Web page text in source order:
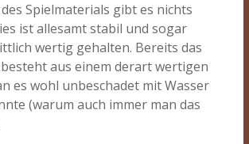
Spielmaterials gibt es nichts
ist allesamt stabil und sogar
wertig gehalten. Bereits das
aus einem derart wertigen
es wohl unbeschadet mit Wasser
(warum auch immer man das